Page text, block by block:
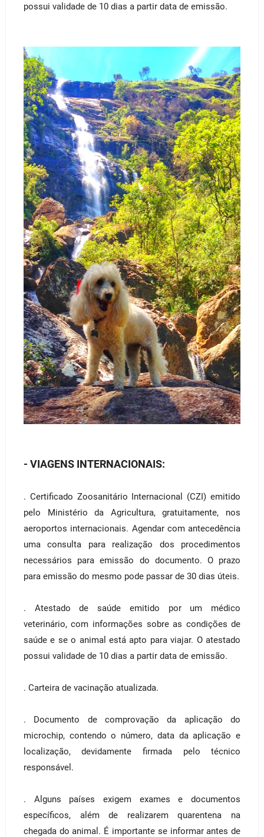
possui validade de 10 dias a partir data de emissão.
- VIAGENS INTERNACIONAIS:
. Certificado Zoosanitário Internacional (CZI) emitido
pelo Ministério da Agricultura, gratuitamente, nos
aeroportos internacionais. Agendar com antecedência
uma consulta para realização dos procedimentos
necessários para emissão do documento. O prazo
para emissão do mesmo pode passar de 30 dias úteis.
. Atestado de saúde emitido por um médico
veterinário, com informações sobre as condições de
saúde e se o animal está apto para viajar. O atestado
possui validade de 10 dias a partir data de emissão.
. Carteira de vacinação atualizada.
. Documento de comprovação da aplicação do
microchip, contendo o número, data da aplicação e
localização, devidamente firmada pelo técnico
responsável.
. Alguns países exigem exames e documentos
específicos, além de realizarem quarentena na
chegada do animal. É importante se informar antes de